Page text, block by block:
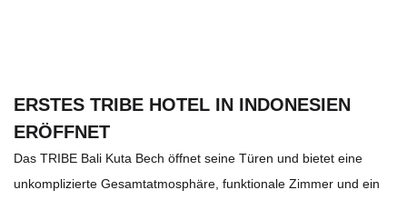
ERSTES TRIBE HOTEL IN INDONESIEN
ERÖFFNET
Das TRIBE Bali Kuta Bech öffnet seine Türen und bietet eine
unkomplizierte Gesamtatmosphäre, funktionale Zimmer und ein